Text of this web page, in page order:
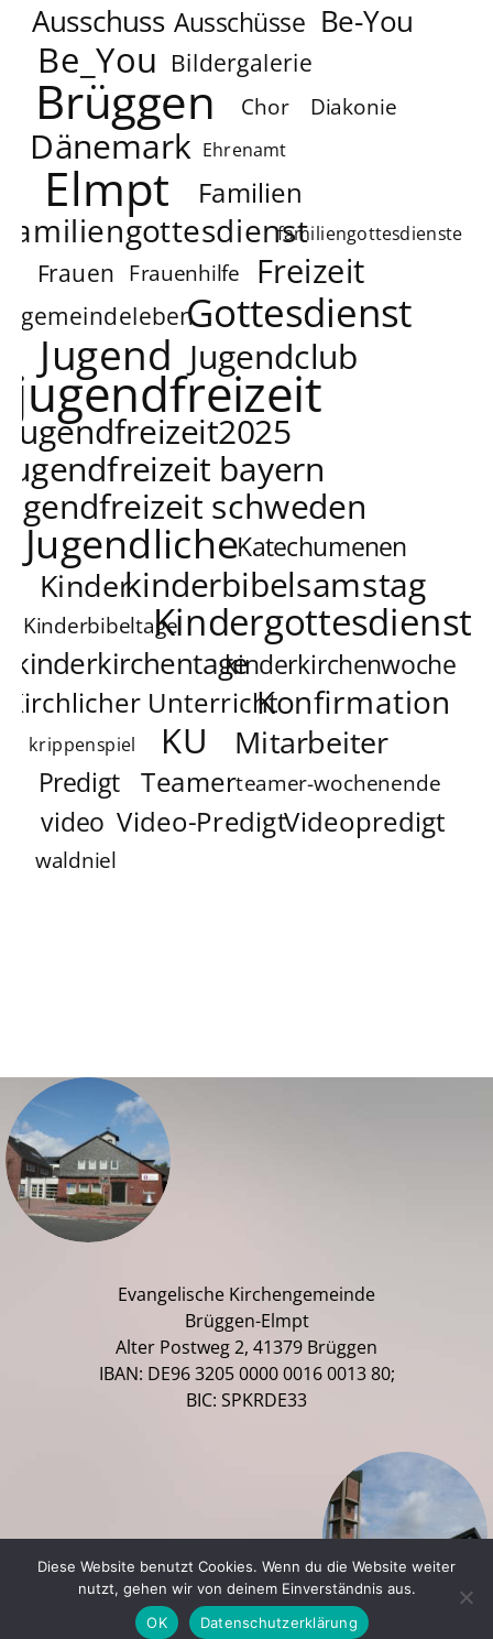
Ausschuss Ausschüsse Be-You
Be_You Bildergalerie
Brüggen Chor Diakonie
Dänemark Ehrenamt
Elmpt Familien
familiengottesdienstfamiliengottesdienste
Frauen Frauenhilfe Freizeit
gemeindelebenGottesdienst
Jugend Jugendclub
jugendfreizeit
jugendfreizeit2025
jugendfreizeit bayern
schweden
JugendlicheKatechumenen
Kinderkinderbibelsamstag
KinderbibeltageKindergottesdienst
kinderkirchentagekinderkirchenwoche
Kirchlicher UnterrichtKonfirmation
krippenspiel KU Mitarbeiter
Predigt Teamerteamer-wochenende
video Video-PredigtVideopredigt
waldniel
Evangelische Kirchengemeinde
Brüggen-Elmpt
Alter Postweg 2, 41379 Brüggen
IBAN: DE96 3205 0000 0016 0013 80;
BIC: SPKRDE33
Diese Website benutzt Cookies. Wenn du die Website weiter
nutzt, gehen wir von deinem Einverständnis aus.
OK
Datenschutzerklärung